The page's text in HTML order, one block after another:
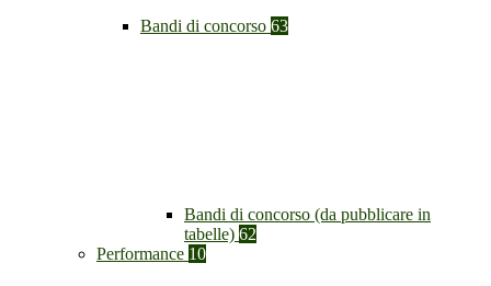
Bandi di concorso 63
Bandi di concorso (da pubblicare in
tabelle) 62
Performance 10